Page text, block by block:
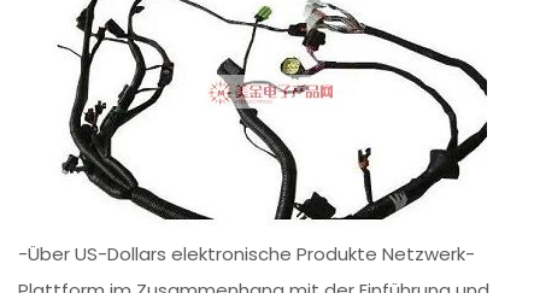
-Über US-Dollars elektronische Produkte Netzwerk-